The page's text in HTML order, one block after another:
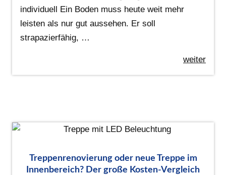
individuell Ein Boden muss heute weit mehr
leisten als nur gut aussehen. Er soll
strapazierfähig, …
weiter
Treppenrenovierung oder neue Treppe im
Innenbereich? Der große Kosten-Vergleich